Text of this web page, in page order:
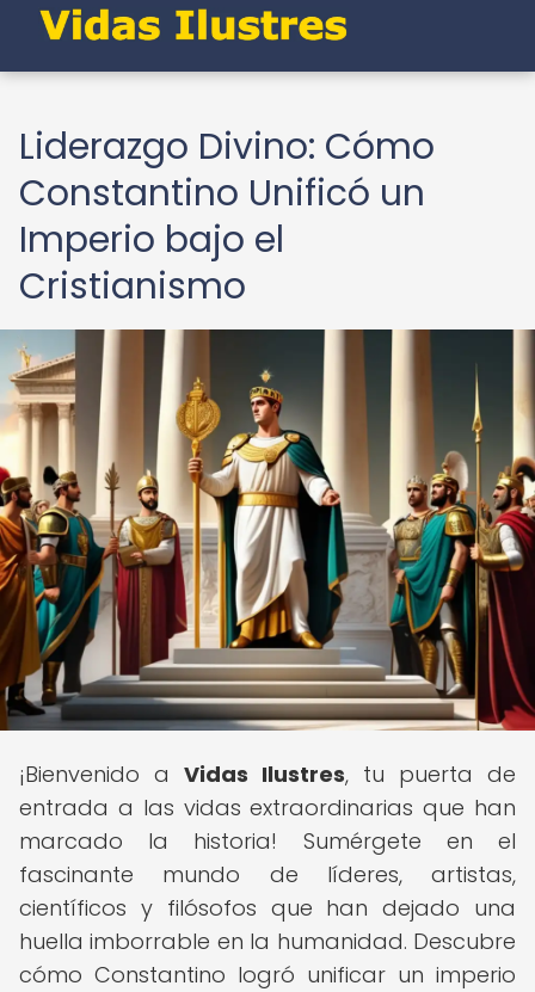
Liderazgo Divino: Cómo
Constantino Unificó un
Imperio bajo el
Cristianismo
¡Bienvenido a Vidas Ilustres, tu puerta de
entrada a las vidas extraordinarias que han
marcado la historia! Sumérgete en el
fascinante mundo de líderes, artistas,
científicos y filósofos que han dejado una
huella imborrable en la humanidad. Descubre
cómo Constantino logró unificar un imperio